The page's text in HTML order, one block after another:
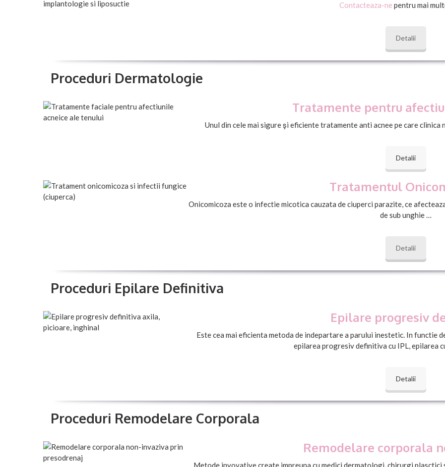
Contacteaza-ne pentru mai
Detalii
Proceduri Dermatologie
Tratamente pentru
Unul din cele mai sigure şi eficiente tratamente anti acnee pe care
Detalii
Tratamentul
Onicomicoza este o infectie micotica cauzata de ciuperci parazite, ce
de sub unghie …
Detalii
Proceduri Epilare Definitiva
Epilare progresiv
Este cea mai eficienta metoda de indepartare a parului inestetic. In
epilarea progresiv definitiva cu IPL, epilarea
Detalii
Proceduri Remodelare Corporala
Remodelare corporala
Metode invovative create impreuna cu medici dermatologi, chirurgi